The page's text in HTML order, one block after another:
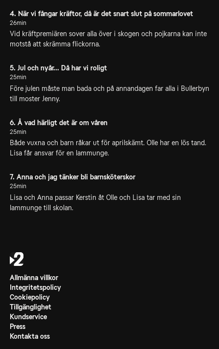
4. När vi fångar kräftor, då är det snart slut på sommarlovet
26min
Vid kräftpremiären sover alla över i skogen och pojkarna kan inte
motstå att skrämma flickorna.
5. Jul och nyår... Då har vi roligt
25min
Före julen måste man bada och på annandagen far alla i Bullerbyn
till moster Jenny.
6. Å vad härligt det är om våren
25min
Både vuxna och barn råkar ut för aprilskämt. Olle har en lös tand.
Lisa får ansvar för en lammunge.
7. Anna och jag tänker bli barnsköterskor
25min
Lisa och Anna passar Kerstin åt Olle och Lisa tar med sin
lammunge till skolan.
Allmänna villkor
Integritetspolicy
Cookiepolicy
Tillgänglighet
Kundservice
Press
Kontakta oss